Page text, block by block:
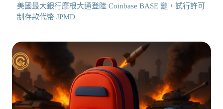
美國最大銀行摩根大通登陸 Coinbase BASE 鏈，試行許可
制存款代幣 JPMD